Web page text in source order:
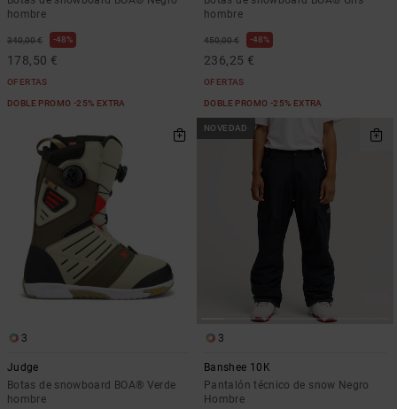
hombre
340,00 € 48%
178,50 €
OFERTAS
DOBLE PROMO -25% EXTRA
hombre
450,00 € 48%
236,25 €
OFERTAS
DOBLE PROMO -25% EXTRA
3
Judge
Botas de snowboard BOA® Verde
hombre
NOVEDAD
3
Banshee 10K
Pantalón técnico de snow Negro
Hombre